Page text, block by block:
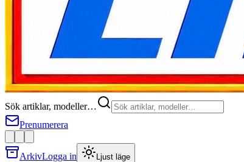
Sök artiklar, modeller…
Prenumerera
ArkivLogga in Ljust läge